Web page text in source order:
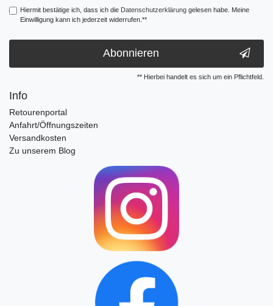
Hiermit bestätige ich, dass ich die Daten­schutz­erklärunggelesen habe. Meine
Einwilligung kann ich jederzeit widerrufen.**
Abonnieren
** Hierbei handelt es sich um ein Pflichtfeld.
Info
Retourenportal
Anfahrt/Öffnungszeiten
Versandkosten
Zu unserem Blog